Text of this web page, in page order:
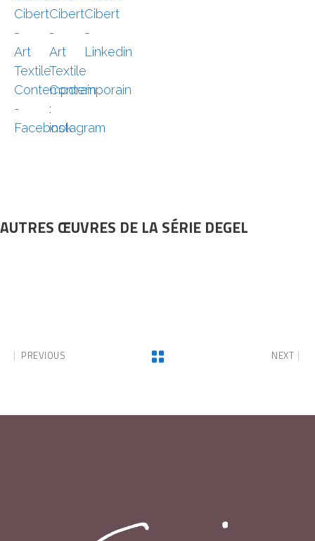
AUTRES ŒUVRES DE LA SÉRIE DEGEL
PREVIOUS NEXT